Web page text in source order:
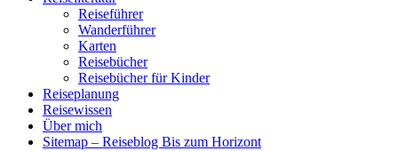
Reiseführer
Wanderführer
Karten
Reisebücher
Reisebücher für Kinder
Reiseplanung
Reisewissen
Über mich
Sitemap – Reiseblog Bis zum Horizont